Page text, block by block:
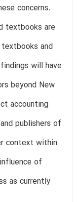
concerns.
textbooks are
and
will have
beyond New
accounting
publishers of
context within
of
as currently